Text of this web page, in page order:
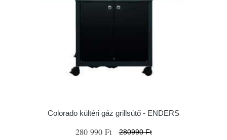
Colorado kültéri gáz grillsütő - ENDERS
280 990 Ft 280990 Ft